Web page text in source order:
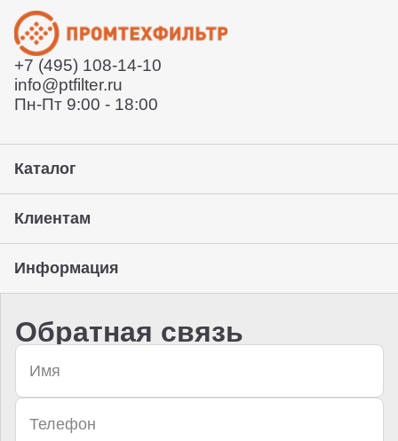
Отправит заказ курьерской службой или вы сможете
забрать его с нашего склада (самовывоз)
Предоставление гарантии, подписание закрывающих
документов
+7 (495) 108-14-10
info@ptfilter.ru
Пн-Пт 9:00 - 18:00
Каталог
Клиентам
Информация
Обратная связь